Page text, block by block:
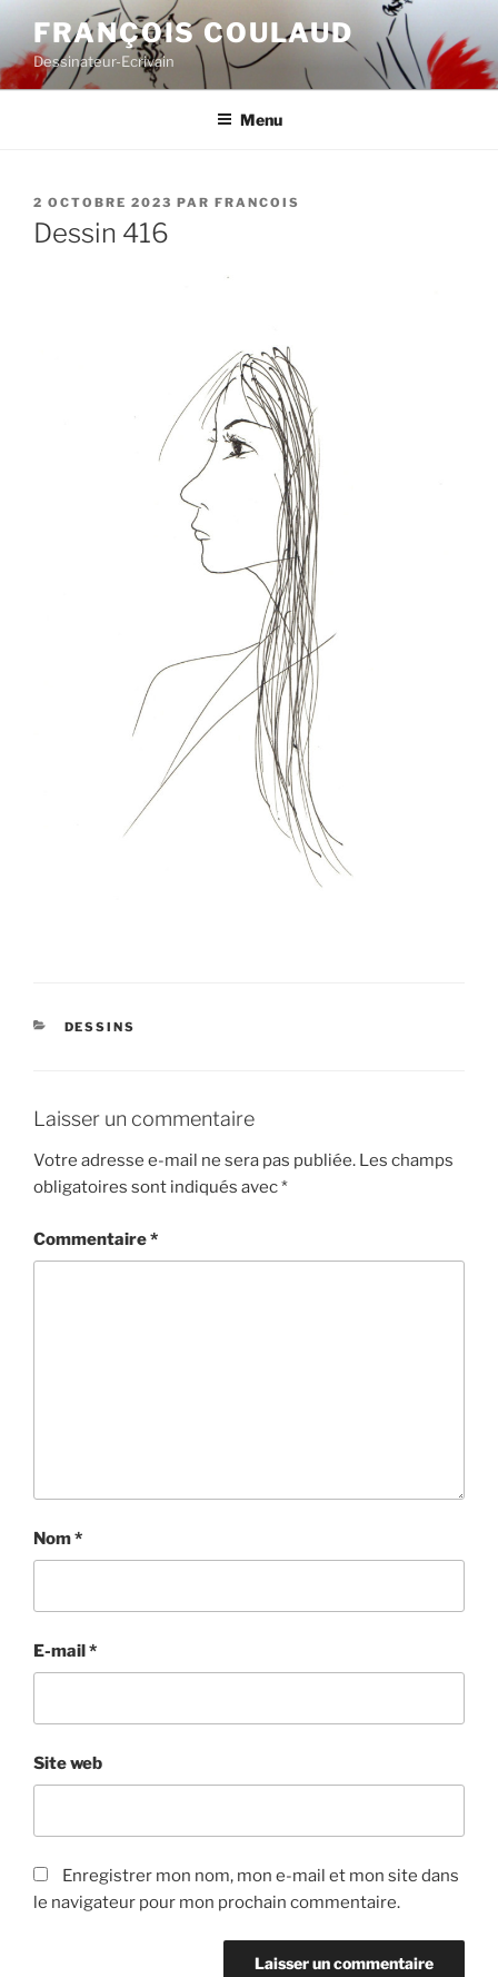
contenu
principal
FRANÇOIS COULAUD
Dessinateur-Ecrivain
Menu
PUBLIÉ
LE
2 OCTOBRE 2023 PAR FRANCOIS
Dessin 416
CATÉGORIES
DESSINS
Laisser un commentaire
Votre adresse e-mail ne sera pas publiée. Les champs
obligatoires sont indiqués avec*
Commentaire*
Nom*
E-mail*
Site web
Enregistrer mon nom, mon e-mail et mon site dans
le navigateur pour mon prochain commentaire.